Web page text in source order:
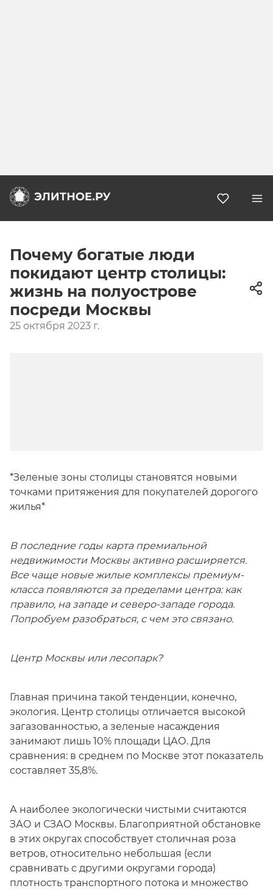
Почему богатые люди
покидают центр столицы:
жизнь на полуострове
посреди Москвы
25 октября 2023 г.
*Зеленые зоны столицы становятся новыми
точками притяжения для покупателей дорогого
жилья*
В последние годы карта премиальной
недвижимости Москвы активно расширяется.
Все чаще новые жилые комплексы премиум-
класса появляются за пределами центра: как
правило, на западе и северо-западе города.
Попробуем разобраться, с чем это связано.
Центр Москвы или лесопарк?
Главная причина такой тенденции, конечно,
экология. Центр столицы отличается высокой
загазованностью, а зеленые насаждения
занимают лишь 10% площади ЦАО. Для
сравнения: в среднем по Москве этот показатель
составляет 35,8%.
А наиболее экологически чистыми считаются
ЗАО и СЗАО Москвы. Благоприятной обстановке
в этих округах способствует столичная роза
ветров, относительно небольшая (если
сравнивать с другими округами города)
плотность транспортного потока и множество